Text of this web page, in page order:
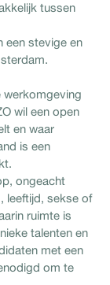
tussen
een stevige en
werkomgeving
wil een open
en waar
is een
ongeacht
leeftijd, sekse of
ruimte is
talenten en
met een
om te